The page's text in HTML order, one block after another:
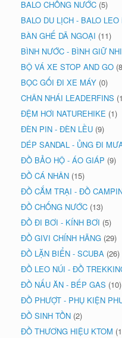
BALO CHỐNG NƯỚC (5)
BALO DU LỊCH - BALO LEO
BÀN GHẾ DÃ NGOẠI (11)
BÌNH NƯỚC - BÌNH GIỮ
BỘ VÁ XE STOP AND GO
BỌC GỐI ĐI XE MÁY (0)
CHÂN NHÁI LEADERFINS
ĐỆM HƠI NATUREHIKE (1)
ĐÈN PIN - ĐÈN LỀU (9)
DÉP SANDAL - ỦNG ĐI
ĐỒ BẢO HỘ - ÁO GIÁP (9)
ĐỒ CÁ NHÂN (15)
ĐỒ CẮM TRẠI - ĐỒ
ĐỒ CHỐNG NƯỚC (13)
ĐỒ ĐI BƠI - KÍNH BƠI (5)
ĐỒ GIVI CHÍNH HÃNG (29)
ĐỒ LẶN BIỂN - SCUBA (26)
ĐỒ LEO NÚI - ĐỒ
ĐỒ NẤU ĂN - BẾP GAS (10)
ĐỒ PHƯỢT - PHỤ KIỆN
ĐỒ SINH TỒN (2)
ĐỒ THƯƠNG HIỆU KTOM